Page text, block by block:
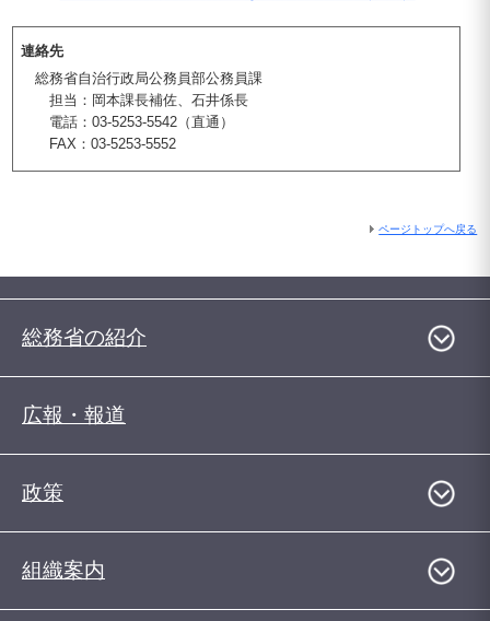
連絡先
総務省自治行政局公務員部公務員課
担当：岡本課長補佐、石井係長
電話：03-5253-5542（直通）
FAX：03-5253-5552
ページトップへ戻る
総務省の紹介
広報・報道
政策
組織案内